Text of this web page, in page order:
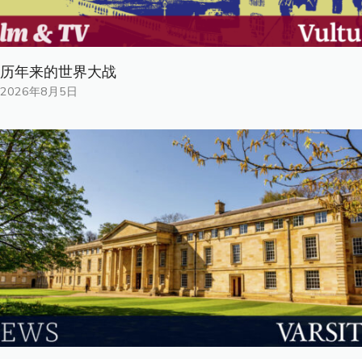
历年来的世界大战
2026年8月5日